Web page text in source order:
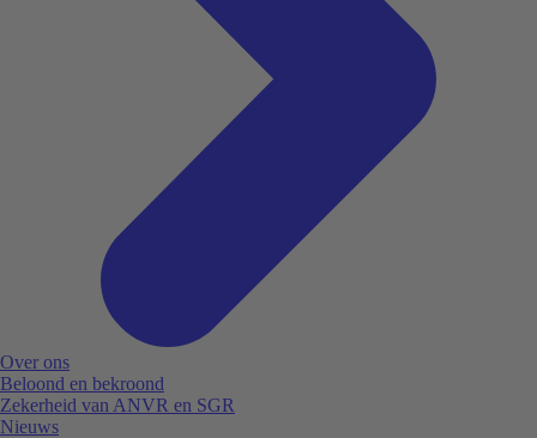
Over ons
Beloond en bekroond
Zekerheid van ANVR en SGR
Nieuws